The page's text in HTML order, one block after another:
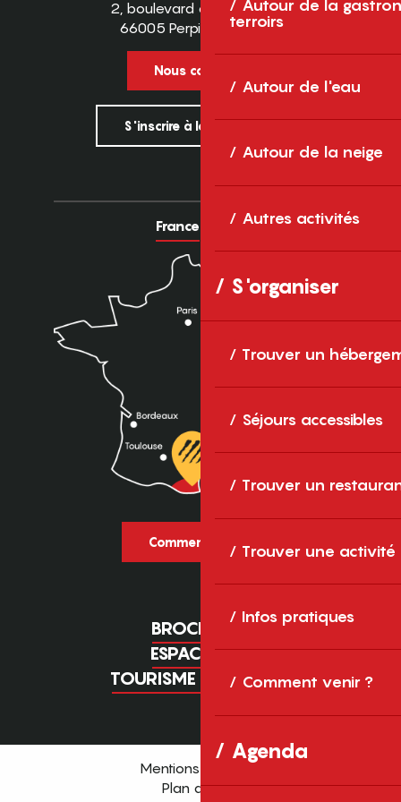
Autour de la
terroirs
Autour de l'eau
Autour de la neige
Autres activités
S'organiser
Trouver un
Séjours accessibles
Trouver un
Trouver une activité
Infos pratiques
Comment venir ?
Agenda
2, boulevard des Pyrénées
66005 Perpignan Cedex
Nous contacter
S'inscrire à la newsletter
France Europe
Comment venir ?
BROCHURES
ESPACE PRO
TOURISME D'AFFAIRES
Mentions légales
Plan du site